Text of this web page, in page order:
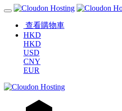
查看購物車
HKD
HKD
USD
CNY
EUR